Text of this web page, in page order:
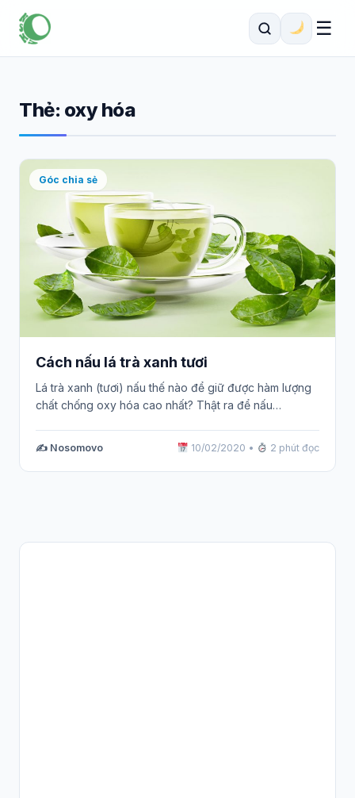
☰
Thẻ: oxy hóa
Góc chia sẻ
Cách nấu lá trà xanh tươi
Lá trà xanh (tươi) nấu thế nào để giữ được hàm lượng
chất chống oxy hóa cao nhất? Thật ra để nấu…
✍️ Nosomovo 10/02/2020 • 2 phút đọc